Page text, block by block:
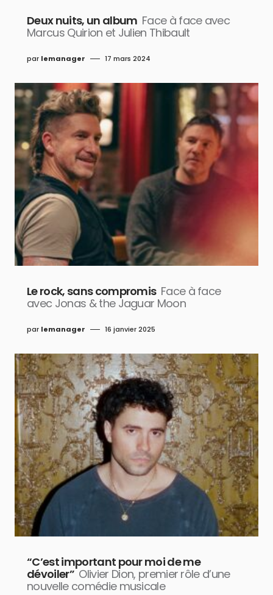
Deux nuits, un album Face à face avec
Marcus Quirion et Julien Thibault
par lemanager 17 mars 2024
Le rock, sans compromis Face à face
avec Jonas & the Jaguar Moon
par lemanager 16 janvier 2025
“C’est important pour moi de me
dévoiler” Olivier Dion, premier rôle d’une
nouvelle comédie musicale